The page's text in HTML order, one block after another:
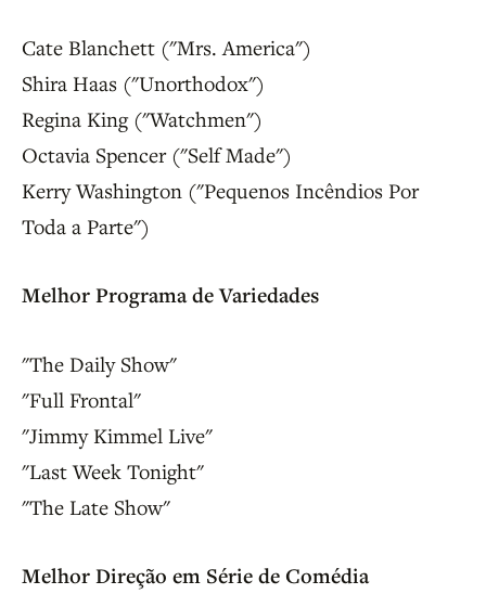
Cate Blanchett ("Mrs. America")
Shira Haas ("Unorthodox")
Regina King ("Watchmen")
Octavia Spencer ("Self Made")
Kerry Washington ("Pequenos Incêndios Por
Toda a Parte")
Melhor Programa de Variedades
"The Daily Show"
"Full Frontal"
"Jimmy Kimmel Live"
"Last Week Tonight"
"The Late Show"
Melhor Direção em Série de Comédia